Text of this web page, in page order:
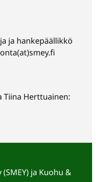
ja hankepäällikkö
Herttuainen:
ja Kuohu &